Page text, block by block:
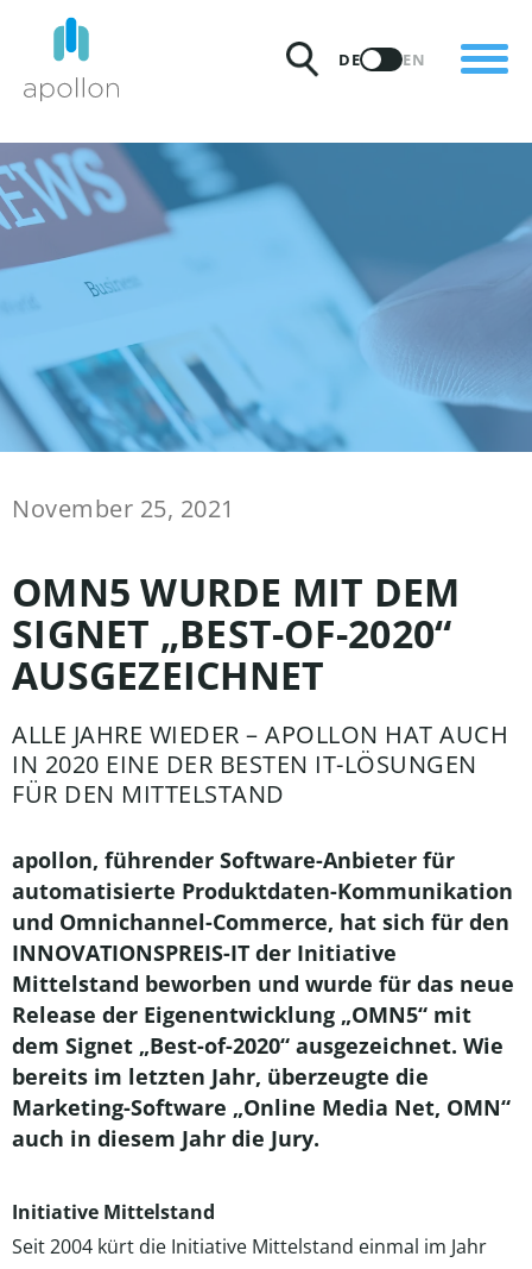
PREISE
PARTNER
WARUM APOLLON
DE EN
November 25, 2021
OMN5 WURDE MIT DEM
SIGNET „BEST-OF-2020“
AUSGEZEICHNET
ALLE JAHRE WIEDER – APOLLON HAT AUCH
IN 2020 EINE DER BESTEN IT-LÖSUNGEN
FÜR DEN MITTELSTAND
apollon, führender Software-Anbieter für
automatisierte Produktdaten-Kommunikation
und Omnichannel-Commerce, hat sich für den
INNOVATIONSPREIS-IT der Initiative
Mittelstand beworben und wurde für das neue
Release der Eigenentwicklung „OMN5“ mit
dem Signet „Best-of-2020“ ausgezeichnet. Wie
bereits im letzten Jahr, überzeugte die
Marketing-Software „Online Media Net, OMN“
auch in diesem Jahr die Jury.
Initiative Mittelstand
Seit 2004 kürt die Initiative Mittelstand einmal im Jahr